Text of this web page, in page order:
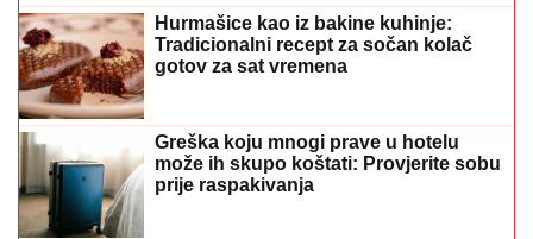
Hurmašice kao iz bakine kuhinje:
Tradicionalni recept za sočan kolač
gotov za sat vremena
Greška koju mnogi prave u hotelu
može ih skupo koštati: Provjerite sobu
prije raspakivanja